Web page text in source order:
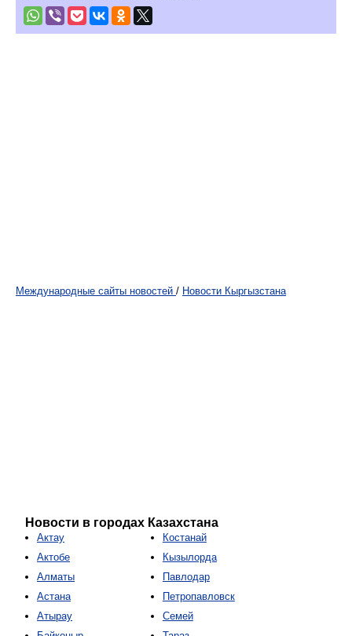
Международные сайты новостей / Новости Кыргызстана
Новости в городах Казахстана
Актау
Актобе
Алматы
Астана
Атырау
Костанай
Кызылорда
Павлодар
Петропавловск
Семей